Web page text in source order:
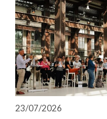
23/07/2026